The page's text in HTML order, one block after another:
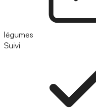
légumes
Suivi